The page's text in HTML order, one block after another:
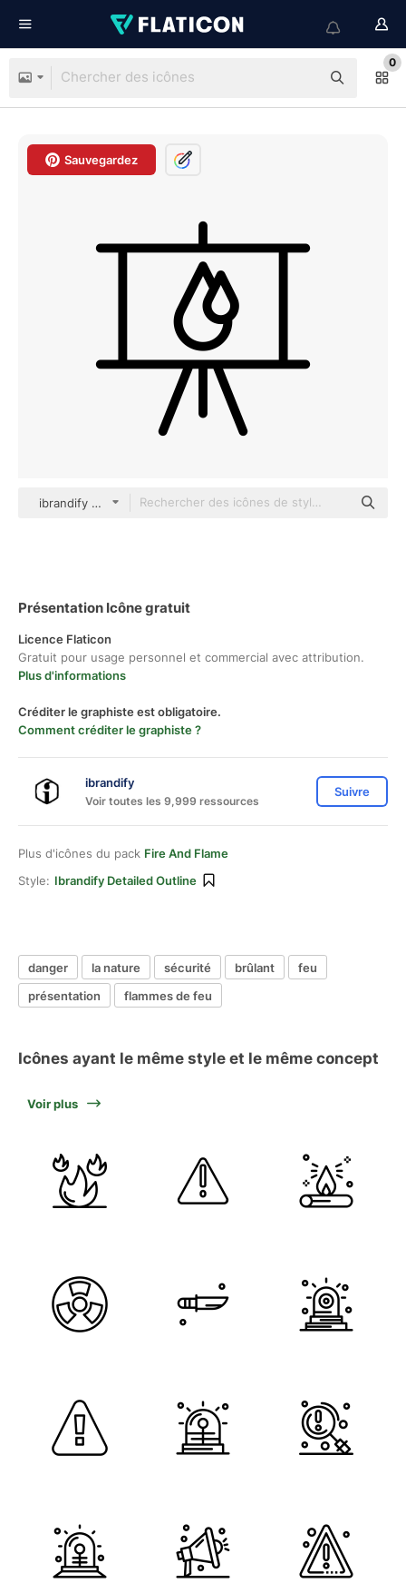
0
Sauvegardez
ibrandify Detailed Outline
Présentation Icône gratuit
Licence Flaticon
Gratuit pour usage personnel et commercial avec attribution.
Plus d'informations
Créditer le graphiste est obligatoire.
Comment créditer le graphiste ?
ibrandify
Voir toutes les 9,999 ressources
Suivre
Plus d'icônes du pack Fire And Flame
Style: Ibrandify Detailed Outline
danger la nature sécurité brûlant
feu
présentation
flammes de feu
Icônes ayant le même style et le même concept
Voir plus